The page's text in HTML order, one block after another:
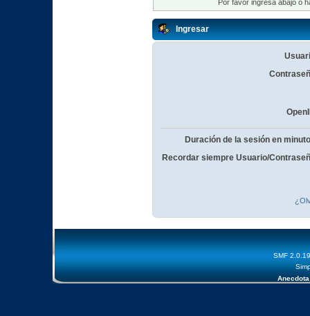
Por favor ingresa abajo o
Ingresar
Duración de la sesión en
Recordar siempre Usuario/
SMF 2.0.19
Anecdota